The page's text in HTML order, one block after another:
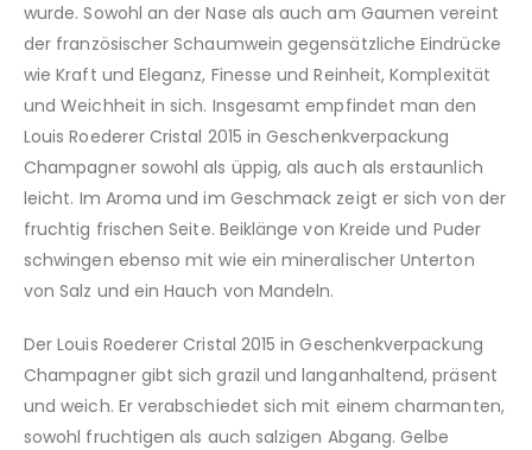
wurde. Sowohl an der Nase als auch am Gaumen vereint
der französischer Schaumwein gegensätzliche Eindrücke
wie Kraft und Eleganz, Finesse und Reinheit, Komplexität
und Weichheit in sich. Insgesamt empfindet man den
Louis Roederer Cristal 2015 in Geschenkverpackung
Champagner sowohl als üppig, als auch als erstaunlich
leicht. Im Aroma und im Geschmack zeigt er sich von der
fruchtig frischen Seite. Beiklänge von Kreide und Puder
schwingen ebenso mit wie ein mineralischer Unterton
von Salz und ein Hauch von Mandeln.
Der Louis Roederer Cristal 2015 in Geschenkverpackung
Champagner gibt sich grazil und langanhaltend, präsent
und weich. Er verabschiedet sich mit einem charmanten,
sowohl fruchtigen als auch salzigen Abgang. Gelbe